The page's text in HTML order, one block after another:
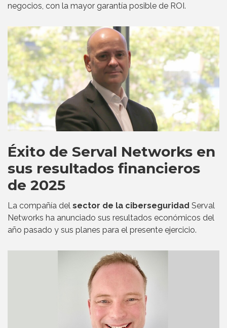
negocios, con la mayor garantía posible de ROI.
Éxito de Serval Networks en
sus resultados financieros
de 2025
La compañía del sector de la ciberseguridad Serval
Networks ha anunciado sus resultados económicos del
año pasado y sus planes para el presente ejercicio.